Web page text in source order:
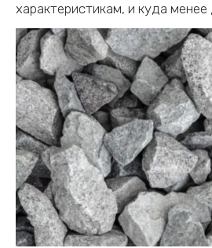
характеристикам, и куда менее